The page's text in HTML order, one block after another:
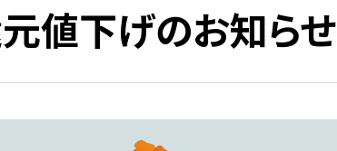
値下げのお知らせ